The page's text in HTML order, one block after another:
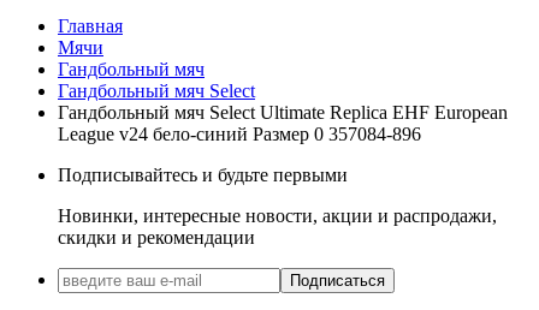
Главная
Мячи
Гандбольный мяч
Гандбольный мяч Select
Гандбольный мяч Select Ultimate Replica EHF European
League v24 бело-синий Размер 0 357084-896
Подписывайтесь и будьте первыми
Новинки, интересные новости, акции и распродажи,
скидки и рекомендации
Подписаться